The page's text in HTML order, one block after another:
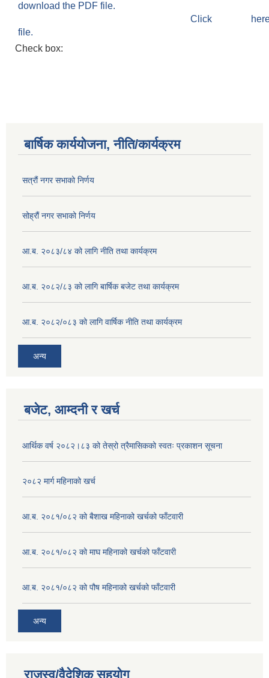
download the PDF file.
Click
file.
Check box:
बार्षिक कार्ययोजना, नीति/कार्यक्रम
सत्रौं नगर सभाको निर्णय
सोह्रौं नगर सभाको निर्णय
आ.ब. २०८३/८४ को लागि नीति तथा कार्यक्रम
आ.ब. २०८२/८३ को लागि बार्षिक बजेट तथा कार्यक्रम
आ.ब. २०८२/०८३ को लागि वार्षिक नीति तथा कार्यक्रम
अन्य
बजेट, आम्दनी र खर्च
आर्थिक वर्ष २०८२।८३ को तेस्रो त्रैमासिकको स्वतः प्रकाशन सूचना
२०८२ मार्ग महिनाको खर्च
आ.ब. २०८१/०८२ को बैशाख महिनाको खर्चको फाँटवारी
आ.ब. २०८१/०८२ को माघ महिनाको खर्चको फाँटवारी
आ.ब. २०८१/०८२ को पौष महिनाको खर्चको फाँटवारी
अन्य
राजस्व/वैदेशिक सहयोग